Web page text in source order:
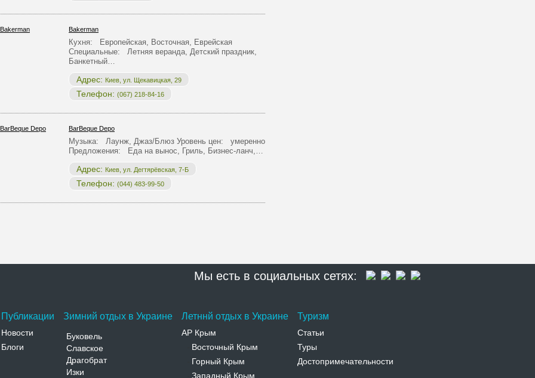
Bakerman
Кухня: Европейская, Восточная, Еврейская
Специальные: Летняя веранда, Детский праздник,
Банкетный…
Адрес: Киев, ул. Щекавицкая, 29
Телефон: (067) 218-84-16
BarBeque Depo
Музыка: Лаунж, Джаз/Блюз Уровень цен: умеренно
Предложения: Еда на вынос, Гриль, Бизнес-ланч,…
Адрес: Киев, ул. Дегтярёвская, 7-Б
Телефон: (044) 483-99-50
Мы есть в социальных сетях:
Публикации
Новости
Блоги
Зимний отдых в Украине
Буковель
Славское
Драгобрат
Изки
Летннй отдых в Украине
АР Крым
Восточный Крым
Горный Крым
Западный Крым
Туризм
Статьи
Туры
Достопримечательности